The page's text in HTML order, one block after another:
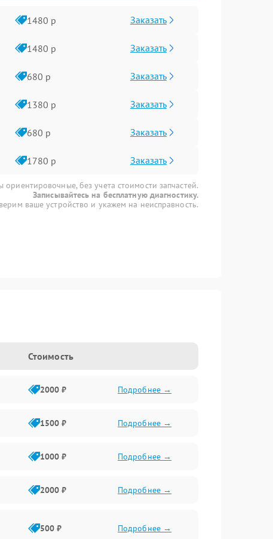
1480 р Заказать
1480 р Заказать
680 р Заказать
1380 р Заказать
680 р Заказать
1780 р Заказать
ориентировочные, без учета стоимости запчастей.
Записывайтесь на бесплатную диагностику.
ваше устройство и укажем на неисправность.
Стоимость
2000 ₽ Подробнее →
1500 ₽ Подробнее →
1000 ₽ Подробнее →
2000 ₽ Подробнее →
500 ₽ Подробнее →